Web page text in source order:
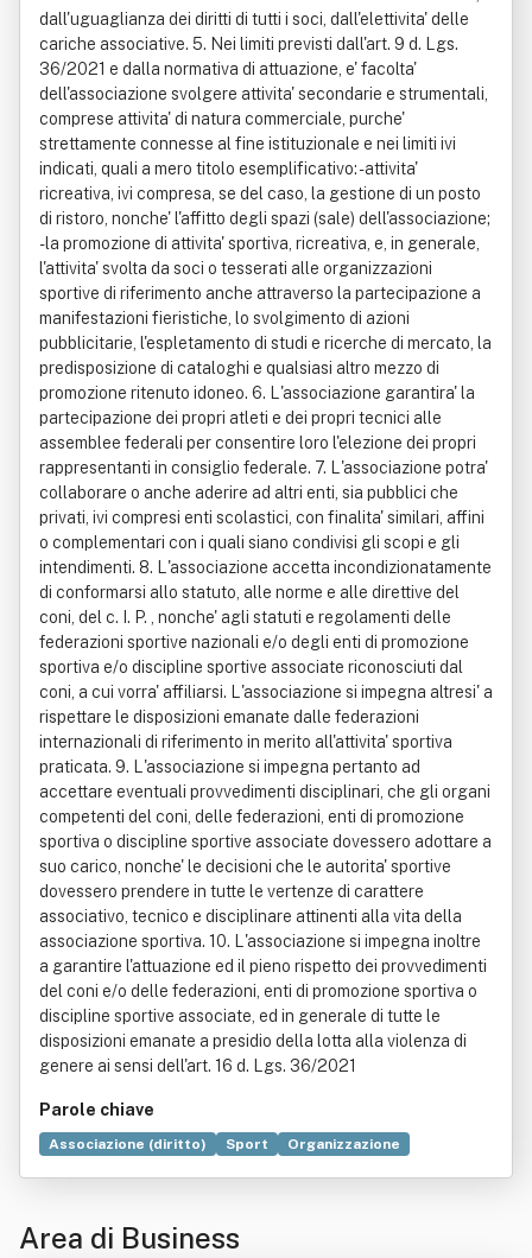
dall'uguaglianza dei diritti di tutti i soci, dall'elettivita' delle
cariche associative. 5. Nei limiti previsti dall'art. 9 d. Lgs.
36/2021 e dalla normativa di attuazione, e' facolta'
dell'associazione svolgere attivita' secondarie e strumentali,
comprese attivita' di natura commerciale, purche'
strettamente connesse al fine istituzionale e nei limiti ivi
indicati, quali a mero titolo esemplificativo: - attivita'
ricreativa, ivi compresa, se del caso, la gestione di un posto
di ristoro, nonche' l'affitto degli spazi (sale) dell'associazione;
- la promozione di attivita' sportiva, ricreativa, e, in generale,
l'attivita' svolta da soci o tesserati alle organizzazioni
sportive di riferimento anche attraverso la partecipazione a
manifestazioni fieristiche, lo svolgimento di azioni
pubblicitarie, l'espletamento di studi e ricerche di mercato, la
predisposizione di cataloghi e qualsiasi altro mezzo di
promozione ritenuto idoneo. 6. L'associazione garantira' la
partecipazione dei propri atleti e dei propri tecnici alle
assemblee federali per consentire loro l'elezione dei propri
rappresentanti in consiglio federale. 7. L'associazione potra'
collaborare o anche aderire ad altri enti, sia pubblici che
privati, ivi compresi enti scolastici, con finalita' similari, affini
o complementari con i quali siano condivisi gli scopi e gli
intendimenti. 8. L'associazione accetta incondizionatamente
di conformarsi allo statuto, alle norme e alle direttive del
coni, del c. I. P. , nonche' agli statuti e regolamenti delle
federazioni sportive nazionali e/o degli enti di promozione
sportiva e/o discipline sportive associate riconosciuti dal
coni, a cui vorra' affiliarsi. L'associazione si impegna altresi' a
rispettare le disposizioni emanate dalle federazioni
internazionali di riferimento in merito all'attivita' sportiva
praticata. 9. L'associazione si impegna pertanto ad
accettare eventuali provvedimenti disciplinari, che gli organi
competenti del coni, delle federazioni, enti di promozione
sportiva o discipline sportive associate dovessero adottare a
suo carico, nonche' le decisioni che le autorita' sportive
dovessero prendere in tutte le vertenze di carattere
associativo, tecnico e disciplinare attinenti alla vita della
associazione sportiva. 10. L'associazione si impegna inoltre
a garantire l'attuazione ed il pieno rispetto dei provvedimenti
del coni e/o delle federazioni, enti di promozione sportiva o
discipline sportive associate, ed in generale di tutte le
disposizioni emanate a presidio della lotta alla violenza di
genere ai sensi dell'art. 16 d. Lgs. 36/2021
Parole chiave
Associazione (diritto) Sport
Organizzazione
Elezione
Integrazione (scienze sociali)
Area di Business